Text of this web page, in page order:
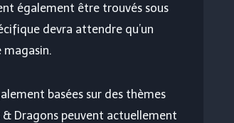
également être trouvés sous
devra attendre qu’un
magasin.
basées sur des thèmes
& Dragons peuvent actuellement